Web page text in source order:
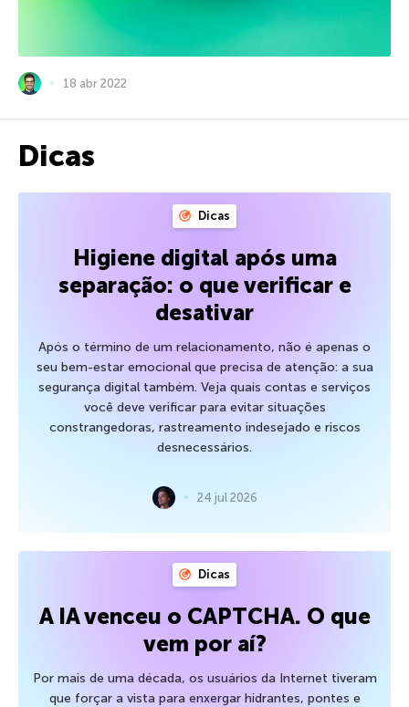
18 abr 2022
Dicas
Dicas
Higiene digital após uma
separação: o que verificar e
desativar
Após o término de um relacionamento, não é apenas o
seu bem-estar emocional que precisa de atenção: a sua
segurança digital também. Veja quais contas e serviços
você deve verificar para evitar situações
constrangedoras, rastreamento indesejado e riscos
desnecessários.
24 jul 2026
Dicas
A IA venceu o CAPTCHA. O que
vem por aí?
Por mais de uma década, os usuários da Internet tiveram
que forçar a vista para enxergar hidrantes, pontes e